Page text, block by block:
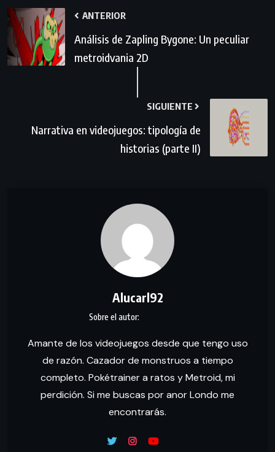
ANTERIOR
Análisis de Zapling Bygone: Un peculiar
metroidvania 2D
SIGUIENTE
Narrativa en videojuegos: tipología de
historias (parte II)
Alucarl92
Amante de los videojuegos desde que tengo uso
de razón. Cazador de monstruos a tiempo
completo. Pokétrainer a ratos y Metroid, mi
perdición. Si me buscas por anor Londo me
encontrarás.